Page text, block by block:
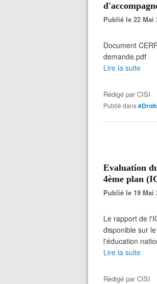
Publié le 22 Mai
Document
demande.pdf
Lire la suite
Rédigé parCISI
Publié dans
Evaluation
4ème plan
Publié le 19 Mai
Le rapport de
disponible sur
l'éducation
Lire la suite
Rédigé parCISI